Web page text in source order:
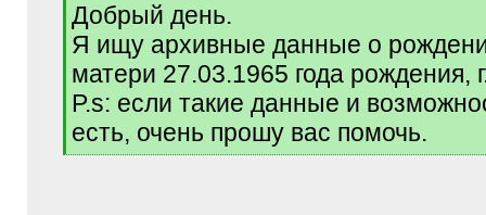
q
]
Добрый день.
Я ищу архивные данные о
матери 27.03.1965 года рождения,
P.s: если такие данные и
есть, очень прошу вас помочь.
[